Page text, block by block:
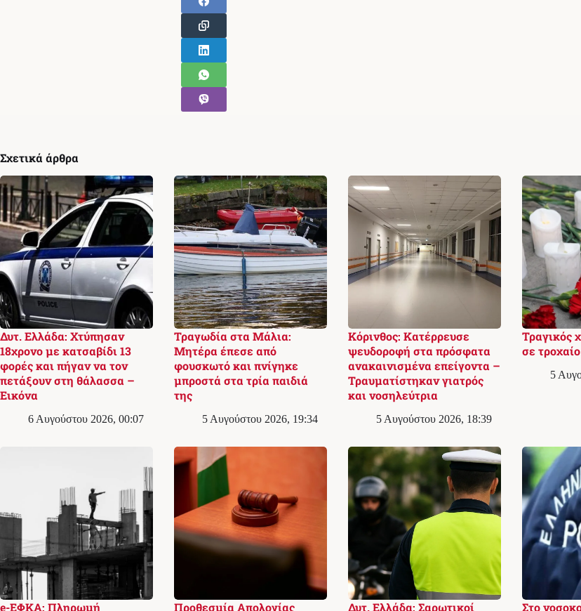
Σχετικά άρθρα
Δυτ. Ελλάδα: Χτύπησαν
18χρονο με κατσαβίδι 13
φορές και πήγαν να τον
πετάξουν στη θάλασσα –
Εικόνα
6 Αυγούστου 2026, 00:07
Τραγωδία στα Μάλια:
Μητέρα έπεσε από
φουσκωτό και πνίγηκε
μπροστά στα τρία παιδιά
της
5 Αυγούστου 2026, 19:34
Κόρινθος: Κατέρρευσε
ψευδοροφή στα πρόσφατα
ανακαινισμένα επείγοντα –
Τραυματίστηκαν γιατρός
και νοσηλεύτρια
5 Αυγούστου 2026, 18:39
Τραγικός
σε
5
e-ΕΦΚΑ: Πληρωμή Προθεσμία Απολογίας Δυτ. Ελλάδα: Σαρωτικοί Στο